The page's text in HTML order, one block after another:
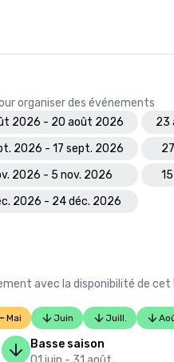
organiser des événements
2026 - 20 août 2026 23
2026 - 17 sept. 2026
2026 - 5 nov. 2026
2026 - 24 déc. 2026
avec la disponibilité de
Mai Juin Juill.
Basse saison